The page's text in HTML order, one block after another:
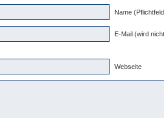
Name
E-Mail (wird
Webseite